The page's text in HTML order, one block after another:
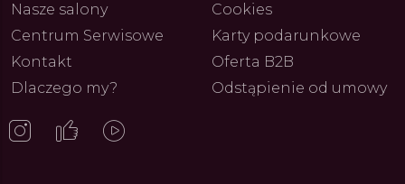
Nasze salony
Centrum Serwisowe
Kontakt
Dlaczego my?
Cookies
Karty podarunkowe
Oferta B2B
Odstąpienie od umowy